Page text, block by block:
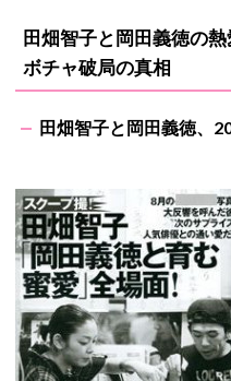
田畑智子と岡田義徳の
ボチャ破局の真相
田畑智子と岡田義徳、